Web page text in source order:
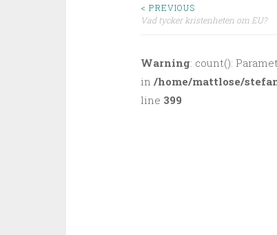
< PREVIOUS
Vad tycker kristenheten om EU?
Warning: count():
in /home/mattlose/
line 399